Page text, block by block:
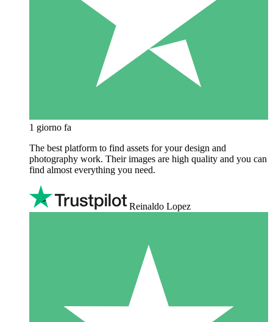
1 giorno fa
The best platform to find assets for your design and
photography work. Their images are high quality and you can
find almost everything you need.
Reinaldo Lopez